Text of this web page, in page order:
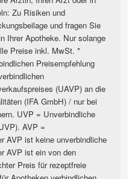
Zu Risiken und
und fragen Sie
Ihrer Apotheke. Nur solange
Preise inkl. MwSt. *
Preisempfehlung
(UAVP) an die
(IFA GmbH) / nur bei
UVP = Unverbindliche
AVP =
AVP ist keine unverbindliche
AVP ist ein von den
Preis für rezeptfreie